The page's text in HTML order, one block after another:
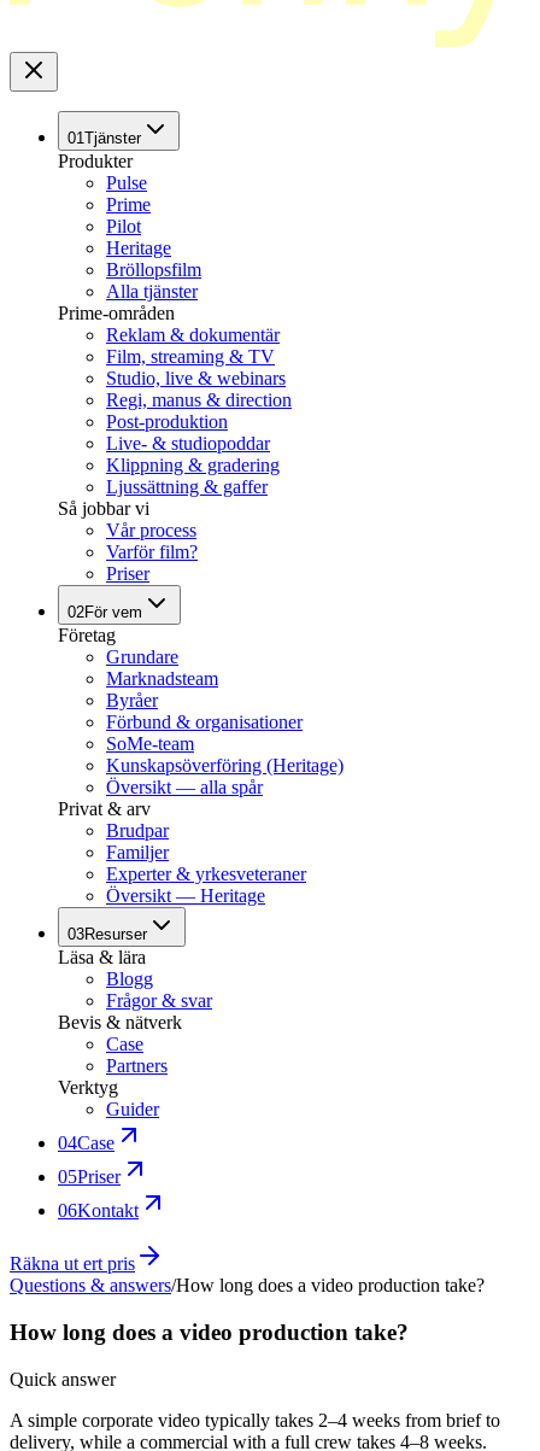
01Tjänster
Produkter
Pulse
Prime
Pilot
Heritage
Bröllopsfilm
Alla tjänster
Prime-områden
Reklam & dokumentär
Film, streaming & TV
Studio, live & webinars
Regi, manus & direction
Post-produktion
Live- & studiopoddar
Klippning & gradering
Ljussättning & gaffer
Så jobbar vi
Vår process
Varför film?
Priser
02För vem
Företag
Grundare
Marknadsteam
Byråer
Förbund & organisationer
SoMe-team
Kunskapsöverföring (Heritage)
Översikt — alla spår
Privat & arv
Brudpar
Familjer
Experter & yrkesveteraner
Översikt — Heritage
03Resurser
Läsa & lära
Blogg
Frågor & svar
Bevis & nätverk
Case
Partners
Verktyg
Guider
04Case
05Priser
06Kontakt
Räkna ut ert pris
Questions & answers/How long does a video production take?
How long does a video production take?
Quick answer
A simple corporate video typically takes 2–4 weeks from brief to
delivery, while a commercial with a full crew takes 4–8 weeks.